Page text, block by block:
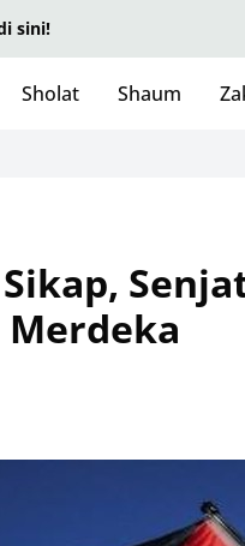
sini!
Sholat Shaum
Merdeka